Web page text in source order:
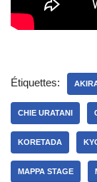
Étiquettes:
CHIE URATANI
KORETADA
MAPPA STAGE